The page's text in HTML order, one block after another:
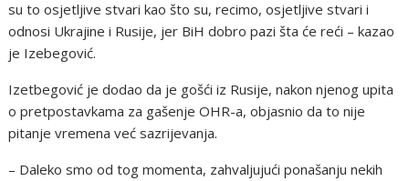
su to osjetljive stvari kao što su, recimo, osjetljive stvari i
odnosi Ukrajine i Rusije, jer BiH dobro pazi šta će reći – kazao
je Izebegović.
Izetbegović je dodao da je gošći iz Rusije, nakon njenog upita
o pretpostavkama za gašenje OHR-a, objasnio da to nije
pitanje vremena već sazrijevanja.
– Daleko smo od tog momenta, zahvaljujući ponašanju nekih